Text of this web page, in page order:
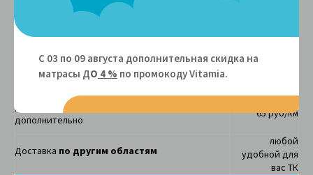
Стоимость доставки мебели Dream Master
Доставкапо Москве независимо от суммы
Доставка за МКАД по МО начиная с 6-ого км,
дополнительно
65 руб/км
Доставка по другим областям
любой
удобной для
вас ТК
С 03 по 09 августа дополнительная скидка на
матрасы ДО 4 % по промокоду Vitamiа.